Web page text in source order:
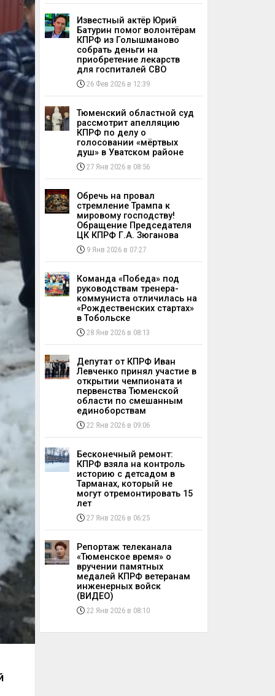
Известный актёр Юрий
Батурин помог волонтёрам
КПРФ из Голышманово
собрать деньги на
приобретение лекарств
для госпиталей СВО
26 Фев 2026 в 12:39
Тюменский областной суд
рассмотрит апелляцию
КПРФ по делу о
голосовании «мёртвых
душ» в Уватском районе
27 Янв 2026 в 08:56
Обречь на провал
стремление Трампа к
мировому господству!
Обращение Председателя
ЦК КПРФ Г.А. Зюганова
9 Янв 2026 в 07:27
Команда «Победа» под
руководствам тренера-
коммуниста отличилась на
«Рождественских стартах»
в Тобольске
28 Янв 2026 в 08:13
Депутат от КПРФ Иван
Левченко принял участие в
открытии чемпионата и
первенства Тюменской
области по смешанным
единоборствам
22 Янв 2026 в 09:06
Бесконечный ремонт:
КПРФ взяла на контроль
историю с детсадом в
Тарманах, который не
могут отремонтировать 15
лет
27 Янв 2026 в 06:25
Репортаж телеканала
«Тюменское время» о
вручении памятных
медалей КПРФ ветеранам
инженерных войск
(ВИДЕО)
22 Янв 2026 в 08:10